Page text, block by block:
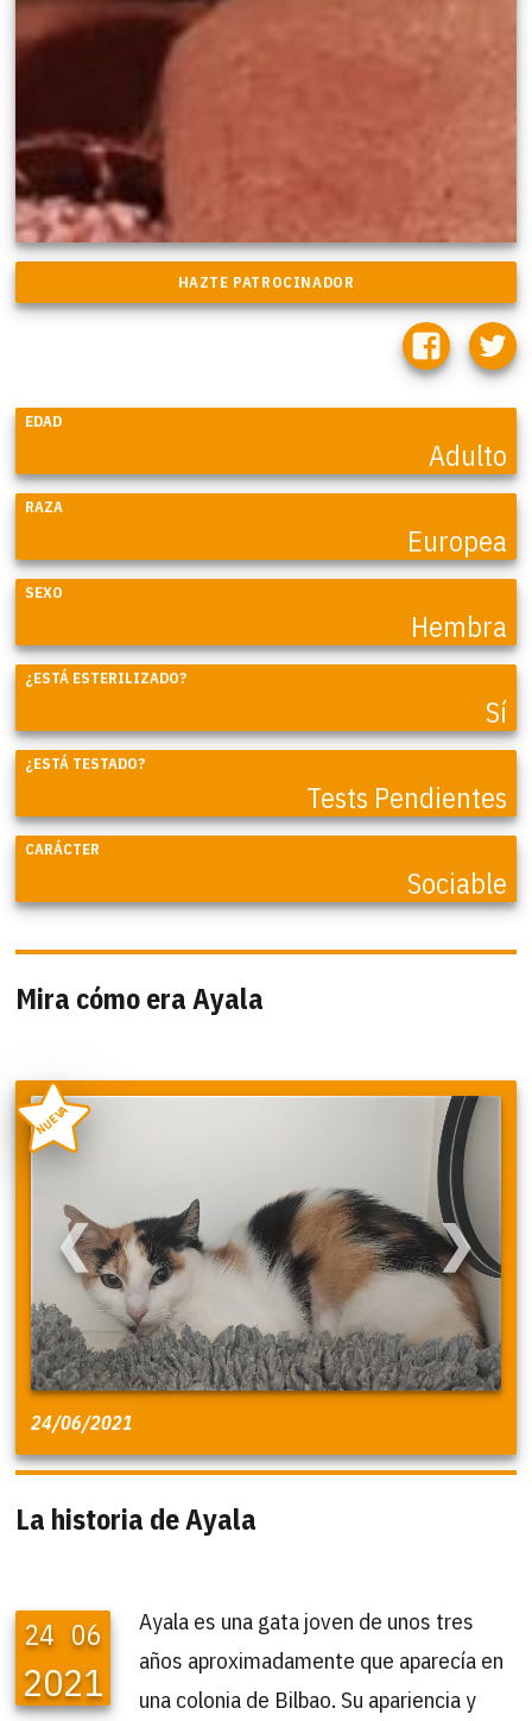
EDAD
Adulto
RAZA
Europea
SEXO
Hembra
¿ESTÁ ESTERILIZADO?
Sí
¿ESTÁ TESTADO?
Tests Pendientes
CARÁCTER
Sociable
Mira cómo era Ayala
❮ ❯
NUEVA
24/06/2021
La historia de Ayala
24 06
2021
Ayala es una gata joven de unos tres
años aproximadamente que aparecía en
una colonia de Bilbao. Su apariencia y